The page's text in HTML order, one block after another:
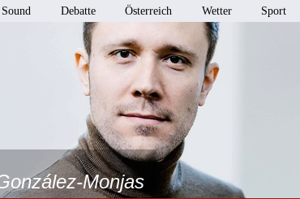
Sound Debatte Österreich Wetter Sport
Monjas